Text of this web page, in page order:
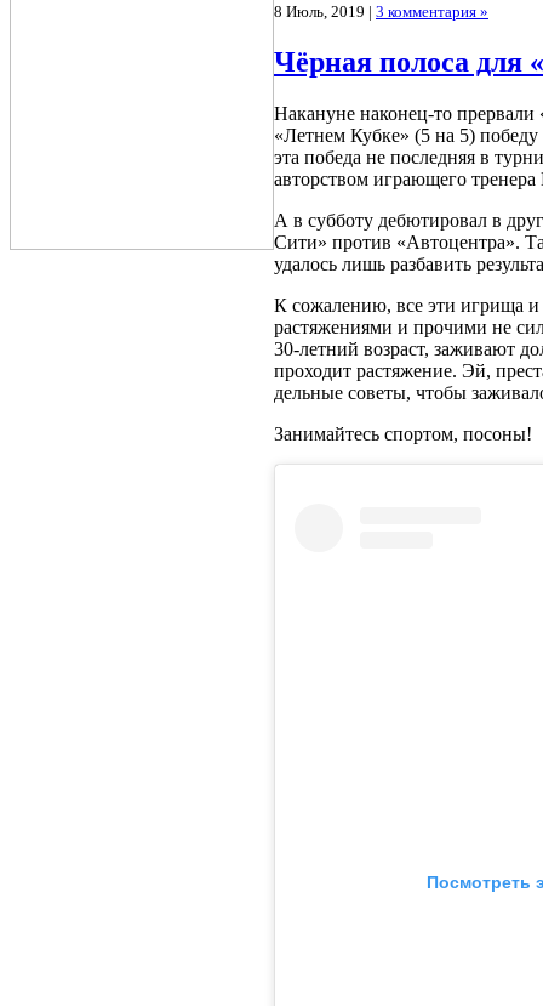
8 Июль, 2019 | 3 комментария »
Чёрная полоса для
Накануне наконец-то
«Летнем Кубке» (5 на 5)
эта победа не последняя в
авторством играющего
А в субботу дебютировал в
Сити» против «Автоцентра».
удалось лишь разбавить
К сожалению, все эти игрища и
растяжениями и прочими не
30-летний возраст, заживают
проходит растяжение. Эй,
дельные советы, чтобы
Занимайтесь спортом, посоны!
Посмотреть